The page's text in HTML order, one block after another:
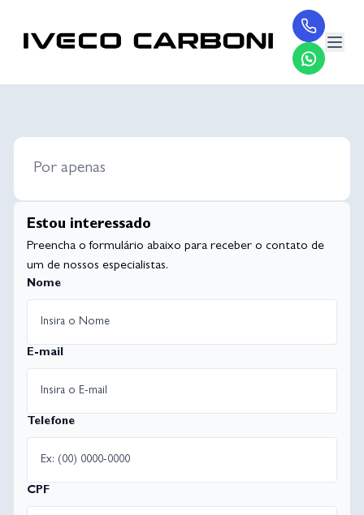
Por apenas
Estou interessado
Preencha o formulário abaixo para receber o contato de
um de nossos especialistas.
Nome
E-mail
Telefone
CPF